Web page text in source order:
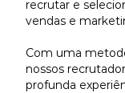
recrutar e
vendas e
Com uma
nossos
profunda